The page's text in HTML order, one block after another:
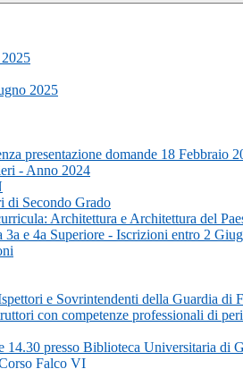
2025
presentazione domande 18 Febbraio
- Anno 2024
di Secondo Grado
Architettura e Architettura del
e 4a Superiore - Iscrizioni entro 2
e Sovrintendenti della Guardia di
con competenze professionali di
presso Biblioteca Universitaria di
Falco VI